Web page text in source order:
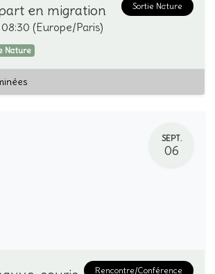
Sortie Nature
en migration
08:30 (Europe/Paris)
Nature
SEPT.
06
Rencontre/Conférence